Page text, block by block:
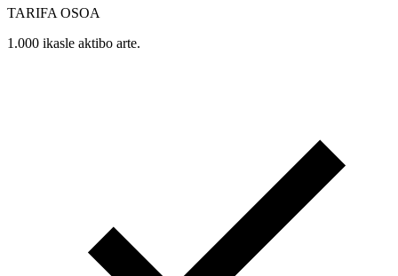
TARIFA OSOA
1.000 ikasle aktibo arte.